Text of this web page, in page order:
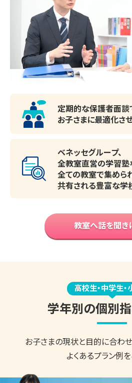
定期的な保護者面談
お子さまに最適化さ
ベネッセグループ、
全教室直営の学習塾
全ての教室で集めら
共有される豊富な学
教室へ話を聞き
高校生・中学生・
学年別の個別
お子さまの現状と目的に合わ
よくあるプラン例を